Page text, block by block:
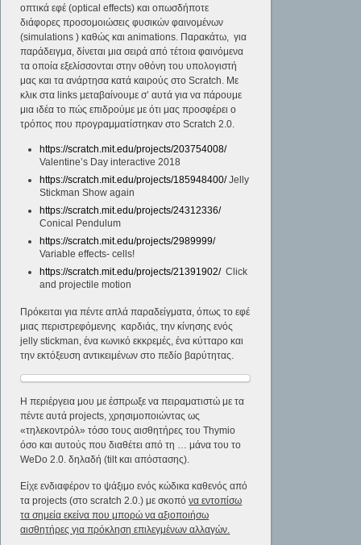
οπτικά εφέ (optical effects) και οπωσδήποτε
διάφορες προσομοιώσεις φυσικών φαινομένων
(simulations ) καθώς και animations. Παρακάτω, για
παράδειγμα, δίνεται μια σειρά από τέτοια φαινόμενα
τα οποία εξελίσσονται στην οθόνη του υπολογιστή
μας και τα ανάρτησα κατά καιρούς στο Scratch. Με
κλικ στα links μεταβαίνουμε σ’ αυτά για να πάρουμε
μια ιδέα το πώς επιδρούμε με ότι μας προσφέρει ο
τρόπος που προγραμματίστηκαν στο Scratch 2.0.
https://scratch.mit.edu/projects/203754008/
Valentine’s Day interactive 2018
https://scratch.mit.edu/projects/185948400/Jelly
Stickman Show again
https://scratch.mit.edu/projects/24312336/
Conical Pendulum
https://scratch.mit.edu/projects/2989999/
Variable effects- cells!
https://scratch.mit.edu/projects/21391902/Click
and projectile motion
Πρόκειται για πέντε απλά παραδείγματα, όπως το εφέ
μιας περιστρεφόμενης καρδιάς, την κίνησης ενός
jelly stickman, ένα κωνικό εκκρεμές, ένα κύτταρο και
την εκτόξευση αντικειμένων στο πεδίο βαρύτητας.
Η περιέργεια μου με έσπρωξε να πειραματιστώ με τα
πέντε αυτά projects, χρησιμοποιώντας ως
«τηλεκοντρόλ» τόσο τους αισθητήρες του Thymio
όσο και αυτούς που διαθέτει από τη … μάνα του το
WeDo 2.0. δηλαδή (tilt και απόστασης).
Είχε ενδιαφέρον το ψάξιμο ενός κώδικα καθενός από
τα projects (στο scratch 2.0.) με σκοπόνα εντοπίσω
τα σημεία εκείνα που μπορώ να αξιοποιήσω
αισθητήρες για πρόκληση επιλεγμένων αλλαγών.